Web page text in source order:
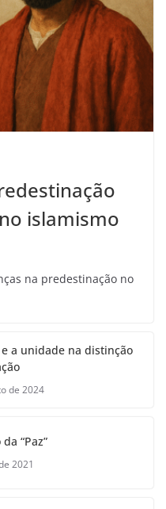
islamismo
na predestinação no
a unidade na distinção
de 2024
“Paz”
2021